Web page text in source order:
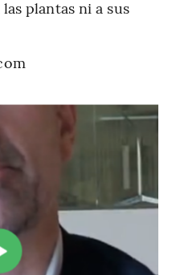
plantas ni a sus